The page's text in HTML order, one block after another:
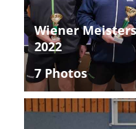
Wiener
2022
7 Photos